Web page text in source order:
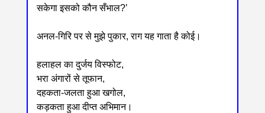
सकेगा इसको कौन सँभाल?’
अनल-गिरि पर से मुझे पुकार, राग यह गाता है कोई।
हलाहल का दुर्जय विस्फोट,
भरा अंगारों से तूफान,
दहकता-जलता हुआ खगोल,
कड़कता हुआ दीप्त अभिमान।